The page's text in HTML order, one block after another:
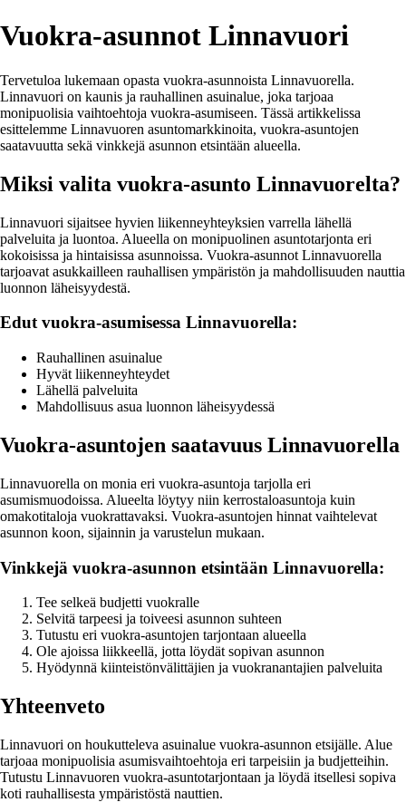
Vuokra-asunnot Linnavuori
Tervetuloa lukemaan opasta vuokra-asunnoista Linnavuorella.
Linnavuori on kaunis ja rauhallinen asuinalue, joka tarjoaa
monipuolisia vaihtoehtoja vuokra-asumiseen. Tässä artikkelissa
esittelemme Linnavuoren asuntomarkkinoita, vuokra-asuntojen
saatavuutta sekä vinkkejä asunnon etsintään alueella.
Miksi valita vuokra-asunto Linnavuorelta?
Linnavuori sijaitsee hyvien liikenneyhteyksien varrella lähellä
palveluita ja luontoa. Alueella on monipuolinen asuntotarjonta eri
kokoisissa ja hintaisissa asunnoissa. Vuokra-asunnot Linnavuorella
tarjoavat asukkailleen rauhallisen ympäristön ja mahdollisuuden nauttia
luonnon läheisyydestä.
Edut vuokra-asumisessa Linnavuorella:
Rauhallinen asuinalue
Hyvät liikenneyhteydet
Lähellä palveluita
Mahdollisuus asua luonnon läheisyydessä
Vuokra-asuntojen saatavuus Linnavuorella
Linnavuorella on monia eri vuokra-asuntoja tarjolla eri
asumismuodoissa. Alueelta löytyy niin kerrostaloasuntoja kuin
omakotitaloja vuokrattavaksi. Vuokra-asuntojen hinnat vaihtelevat
asunnon koon, sijainnin ja varustelun mukaan.
Vinkkejä vuokra-asunnon etsintään Linnavuorella:
Tee selkeä budjetti vuokralle
Selvitä tarpeesi ja toiveesi asunnon suhteen
Tutustu eri vuokra-asuntojen tarjontaan alueella
Ole ajoissa liikkeellä, jotta löydät sopivan asunnon
Hyödynnä kiinteistönvälittäjien ja vuokranantajien palveluita
Yhteenveto
Linnavuori on houkutteleva asuinalue vuokra-asunnon etsijälle. Alue
tarjoaa monipuolisia asumisvaihtoehtoja eri tarpeisiin ja budjetteihin.
Tutustu Linnavuoren vuokra-asuntotarjontaan ja löydä itsellesi sopiva
koti rauhallisesta ympäristöstä nauttien.